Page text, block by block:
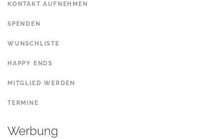
KONTAKT AUFNEHMEN
SPENDEN
WUNSCHLISTE
HAPPY ENDS
MITGLIED WERDEN
TERMINE
Werbung